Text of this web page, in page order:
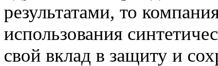
результатами, то
использования
свой вклад в защиту и